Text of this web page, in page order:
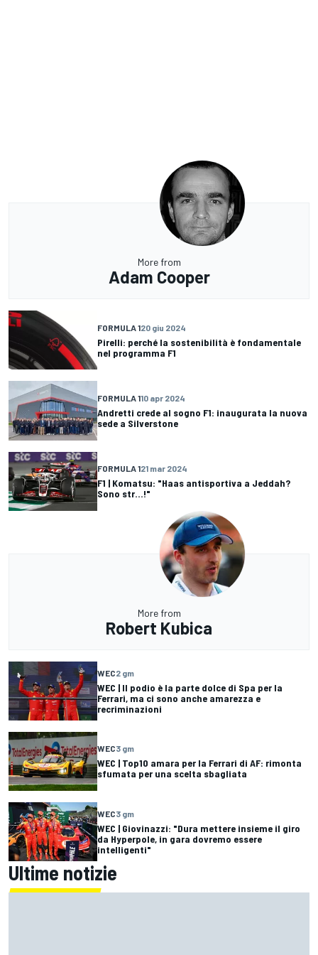
More from
Adam Cooper
FORMULA 120 giu 2024
Pirelli: perché la sostenibilità è fondamentale
nel programma F1
FORMULA 110 apr 2024
Andretti crede al sogno F1: inaugurata la nuova
sede a Silverstone
FORMULA 121 mar 2024
F1 | Komatsu: "Haas antisportiva a Jeddah?
Sono str...!"
More from
Robert Kubica
WEC2 gm
WEC | Il podio è la parte dolce di Spa per la
Ferrari, ma ci sono anche amarezza e
recriminazioni
WEC3 gm
WEC | Top10 amara per la Ferrari di AF: rimonta
sfumata per una scelta sbagliata
WEC3 gm
WEC | Giovinazzi: "Dura mettere insieme il giro
da Hyperpole, in gara dovremo essere
intelligenti"
Ultime notizie